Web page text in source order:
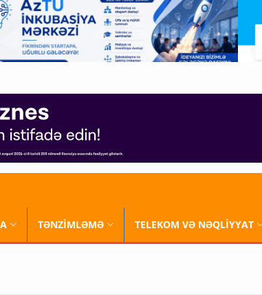
TƏNZİMLƏMƏ TELEKOM VƏ NƏQLİYYAT